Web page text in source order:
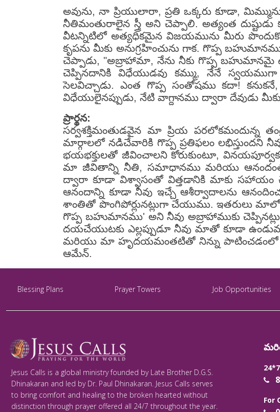
అవును, నా ప్రియులారా, ప్రతి ఒక్కరు కూడా,
నీతిమంతురాలైన స్త్రీ అని చెప్పాలి. అత్యంత
వీటన్నిటిలో అత్యధికమైన విజయమును మీరు
కృపను మీకు అనుగ్రహించును గాక. గొప్ప
చెప్పాడు, "అబ్రాహామా, నేను నీకు గొప్ప బహుమానమై
చెప్పినదానికి విధేయుడవు కమ్ము, నేనే
సెలవిచ్చాడు. ఎంత గొప్ప సంతోషము కదా!
విధేయులైనప్పుడు, నేటి వాగ్దానము ద్వారా దేవుడు
ప్రార్థన:
సర్వశక్తిమంతుడవైన మా ప్రియ పరలోకమందున్న
మార్గాలలో నడిచేవారికి గొప్ప ప్రతిఫలం లభిస్తుందని
భయభక్తులతో జీవించాలని కోరుకుంటూ,
మా జీవితాన్ని నీతి, సమాధానము మరియు ఆనందంతో
ద్వారా కూడా విశ్వాసంతో విత్తడానికి మాకు సహాయం
ఆనందాన్ని కూడా నీవు ఇచ్చే ఆశీర్వాదాలను
శాంతితో పొంగిపోర్లునట్లుగా చేయుము. ఇతరులు
గొప్ప బహుమానము' అని నీవు అబ్రాహాముకు
దయచేయుటకు ఎల్లప్పుడూ నీవు మాతో కూడా
మరియు మా హృదయమంతటితో నిన్ను పాటించడంలో
ఆమేన్.
Blessing Plans Prayer Towers Job Opportunities
Jesus Calls is a global ministry founded by Late Brother D.G.S.
Dhinakaran and led by Dr. Paul Dhinakaran. Jesus Calls serves
to bring comfort and healing to the broken hearted without
distinction through prayer offered all 24/7 throughout the year.
For